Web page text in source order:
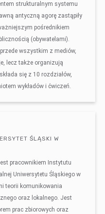
strukturalnym systemu
antyczną agorę zastąpiły
pośrednikiem
(obywatelami).
wszystkim z mediów,
lecz także organizują
się z 10 rozdziałów,
wykładów i ćwiczeń.
ŚLĄSKI W
pracownikiem Instytutu
Uniwersytetu Śląskiego w
teorii komunikowania
oraz lokalnego. Jest
prac zbiorowych oraz